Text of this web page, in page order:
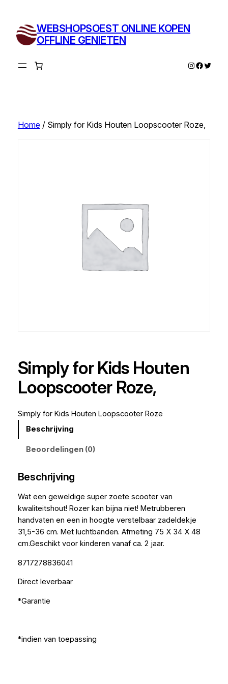
inhoud
WEBSHOPSOEST ONLINE KOPEN
OFFLINE GENIETEN
Instagram
Twitter
Home/ Simply for Kids Houten Loopscooter Roze,
Simply for Kids Houten
Loopscooter Roze,
Simply for Kids Houten Loopscooter Roze
Beschrijving
Beoordelingen (0)
Beschrijving
Wat een geweldige super zoete scooter van
kwaliteitshout! Rozer kan bijna niet! Metrubberen
handvaten en een in hoogte verstelbaar zadeldekje
31,5-36 cm. Met luchtbanden. Afmeting 75 X 34 X 48
cm.Geschikt voor kinderen vanaf ca. 2 jaar.
8717278836041
Direct leverbaar
*Garantie
*indien van toepassing